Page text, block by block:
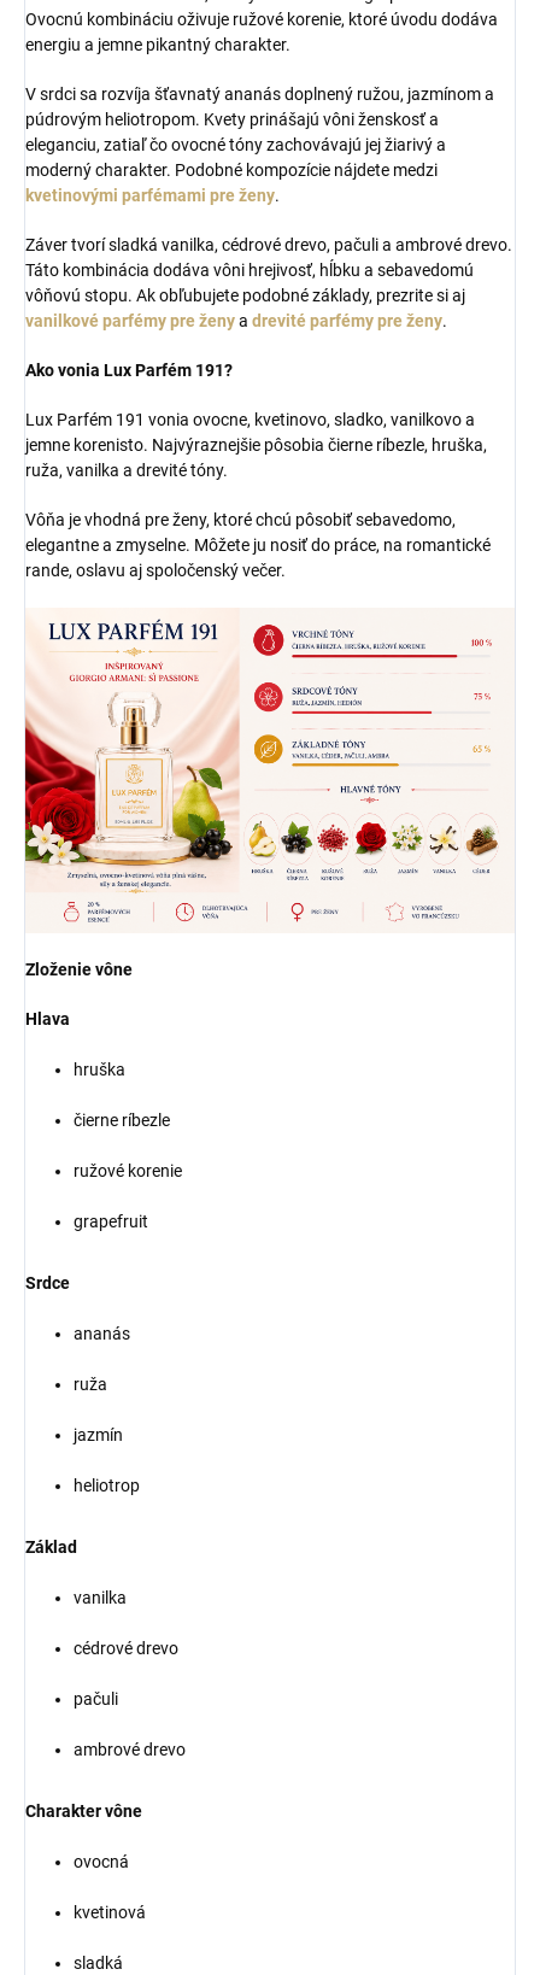
Ovocnú kombináciu oživuje ružové korenie, ktoré úvodu dodáva
energiu a jemne pikantný charakter.
V srdci sa rozvíja šťavnatý ananás doplnený ružou, jazmínom a
púdrovým heliotropom. Kvety prinášajú vôni ženskosť a
eleganciu, zatiaľ čo ovocné tóny zachovávajú jej žiarivý a
moderný charakter. Podobné kompozície nájdete medzi
kvetinovými parfémami pre ženy.
Záver tvorí sladká vanilka, cédrové drevo, pačuli a ambrové drevo.
Táto kombinácia dodáva vôni hrejivosť, hĺbku a sebavedomú
vôňovú stopu. Ak obľubujete podobné základy, prezrite si aj
vanilkové parfémy pre ženya drevité parfémy pre ženy.
Ako vonia Lux Parfém 191?
Lux Parfém 191 vonia ovocne, kvetinovo, sladko, vanilkovo a
jemne korenisto. Najvýraznejšie pôsobia čierne ríbezle, hruška,
ruža, vanilka a drevité tóny.
Vôňa je vhodná pre ženy, ktoré chcú pôsobiť sebavedomo,
elegantne a zmyselne. Môžete ju nosiť do práce, na romantické
rande, oslavu aj spoločenský večer.
Zloženie vône
Hlava
hruška
čierne ríbezle
ružové korenie
grapefruit
Srdce
ananás
ruža
jazmín
heliotrop
Základ
vanilka
cédrové drevo
pačuli
ambrové drevo
Charakter vône
ovocná
kvetinová
sladká